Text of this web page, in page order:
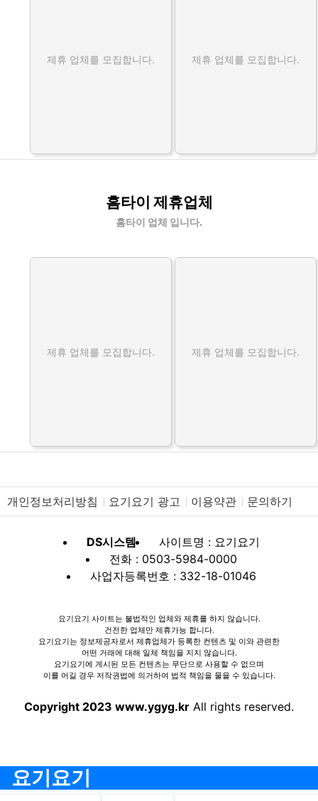
제휴 업체를 모집합니다. 제휴 업체를 모집합니다.
홈타이 제휴업체
홈타이 업체 입니다.
제휴 업체를 모집합니다. 제휴 업체를 모집합니다.
개인정보처리방침 요기요기 광고 이용약관 문의하기
DS시스템
사이트명 : 요기요기
전화 : 0503-5984-0000
사업자등록번호 : 332-18-01046
요기요기 사이트는 불법적인 업체와 제휴를 하지 않습니다.
건전한 업체만 제휴가능 합니다.
요기요기는 정보제공자로서 제휴업체가 등록한 컨텐츠 및 이와 관련한
어떤 거래에 대해 일체 책임을 지지 않습니다.
요기요기에 게시된 모든 컨텐츠는 무단으로 사용할 수 없으며
이를 어길 경우 저작권법에 의거하여 법적 책임을 물을 수 있습니다.
Copyright 2023 www.ygyg.kr All rights reserved.
요기요기